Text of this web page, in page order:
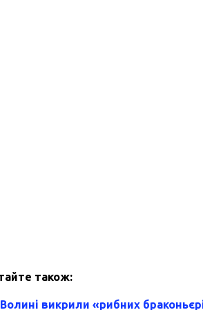
також:
викрили «рибних